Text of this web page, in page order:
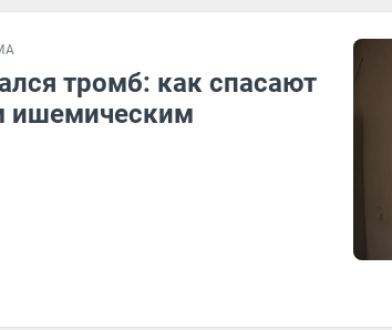
тромб: как спасают
ишемическим